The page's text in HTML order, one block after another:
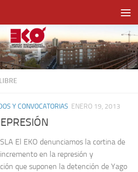
Y CONVOCATORIAS ENERO 19, 2013
El EKO denunciamos la cortina de
en la represión y
que suponen la detención de Yago